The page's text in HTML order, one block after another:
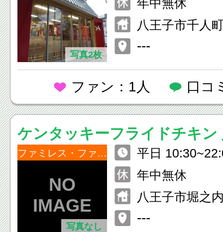
写真2枚
年中無休
八王子市千人
---
ファン：1人 口コ
ケンタッキーフライドチキン
内店
ファミレス・ファーストフード
写真なし
平日
祝 10:00~22:00
年中無休
八王子市堀之
---